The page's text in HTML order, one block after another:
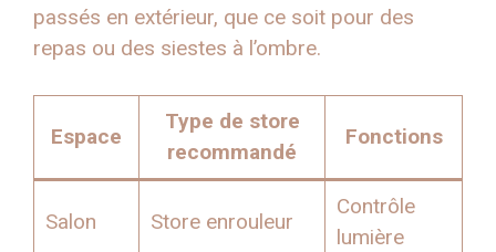
passés en extérieur, que ce soit pour des
repas ou des siestes à l’ombre.
Espace
Type de store
recommandé
Fonctions
Salon Store enrouleur
Contrôle
lumière